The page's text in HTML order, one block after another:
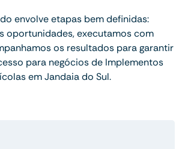
envolve etapas bem definidas:
oportunidades, executamos com
os resultados para garantir
para negócios de Implementos
em Jandaia do Sul.